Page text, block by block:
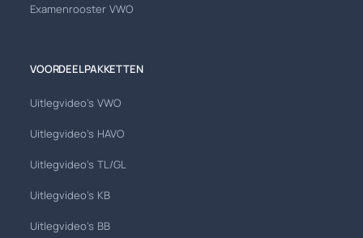
Examenrooster VWO
VOORDEELPAKKETTEN
Uitlegvideo's VWO
Uitlegvideo's HAVO
Uitlegvideo's TL/GL
Uitlegvideo's KB
Uitlegvideo's BB